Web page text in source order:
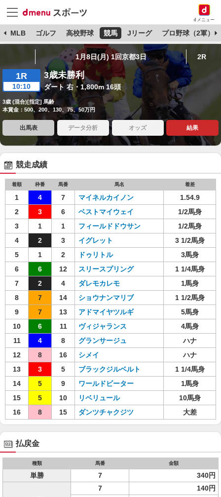
dメニュー
MLB ゴルフ 高校野球 競馬 Jリーグ プロ野球（2軍）
1月8日(月) 1回京都3日 2R
1R
10:10
3歳未勝利
ダート 右・1,800m 16頭
3歳 (混合)[指定] 馬齢
本賞金：500、200、130、75、50万円
出馬表 データ分析 オッズ 結果
競走成績
着順 枠番 馬番 馬名 着差
1 4 7 マイネルカイノン
1.54.9
2
3 6 ベストマイウェイ
1/2馬身
3
1 1 フィールドドウサン
1/2馬身
4
2 3 イグレット
3 1/2馬身
5
1 2 ドゥリトル
3馬身
6
6 12 スリースプリング
1 1/4馬身
7
2 4 ダレモカレモ
1馬身
8
7 14 ショウナンマリブ
1 1/2馬身
9
7 13 アドマイヤツルギ
5馬身
10
6 11 ヴィジャランス
4馬身
11
4 8 グランサージュ
ハナ
12
8 16 シメイ
ハナ
13
3 5 ブラックジルベルト
1 1/4馬身
14
5 9 ワールドビーター
1馬身
15
5 10 リベリュール
10馬身
16
8 15 ダンツチャクジツ 大差
払戻金
種類 馬番 金額
単勝 7 340円
7
140円